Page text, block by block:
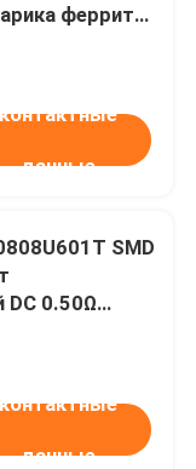
феррита
контактные
данные
SMD
DC 0.50Ω
0603
контактные
данные